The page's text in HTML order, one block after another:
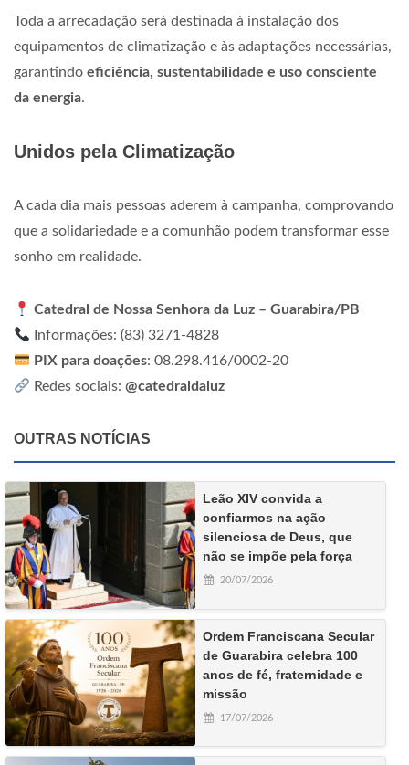
Toda a arrecadação será destinada à instalação dos
equipamentos de climatização e às adaptações necessárias,
garantindo eficiência, sustentabilidade e uso consciente
da energia.
Unidos pela Climatização
A cada dia mais pessoas aderem à campanha, comprovando
que a solidariedade e a comunhão podem transformar esse
sonho em realidade.
Catedral de Nossa Senhora da Luz – Guarabira/PB
Informações: (83) 3271-4828
PIX para doações: 08.298.416/0002-20
Redes sociais:@catedraldaluz
OUTRAS NOTÍCIAS
Leão XIV convida a
confiarmos na ação
silenciosa de Deus, que
não se impõe pela força
20/07/2026
Ordem Franciscana Secular
de Guarabira celebra 100
anos de fé, fraternidade e
missão
17/07/2026